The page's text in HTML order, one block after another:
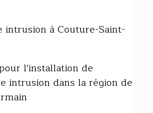
intrusion à Couture-Saint-
l'installation de
intrusion dans la région de